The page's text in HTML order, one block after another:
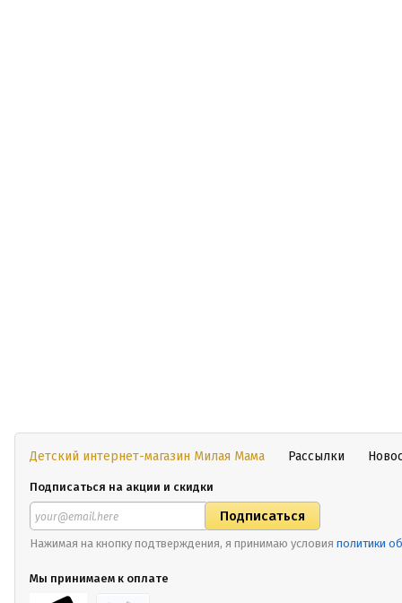
Детский интернет-магазин Милая Мама Рассылки
Подписаться на акции и скидки
Нажимая на кнопку подтверждения, я принимаю условия политики
Мы принимаем к оплате